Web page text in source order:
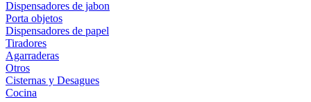
Dispensadores de jabon
Porta objetos
Dispensadores de papel
Tiradores
Agarraderas
Otros
Cisternas y Desagues
Cocina